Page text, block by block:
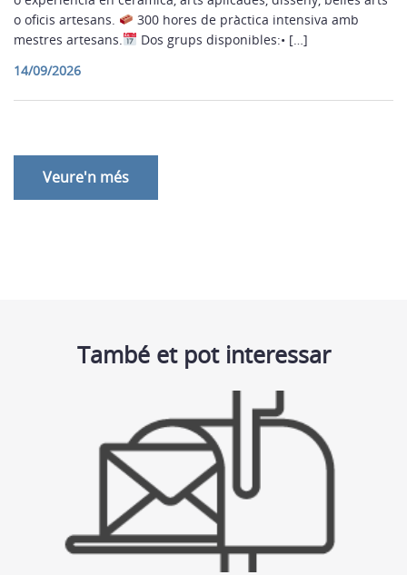
o oficis artesans.
300 hores de pràctica intensiva amb
mestres artesans.
Dos grups disponibles:• […]
14/09/2026
Veure'n més
També et pot interessar